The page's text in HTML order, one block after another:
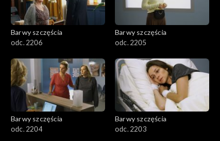
Barwy szczęścia
odc. 2206
Barwy szczęścia
odc. 2205
Barwy szczęścia
odc. 2204
Barwy szczęścia
odc. 2203